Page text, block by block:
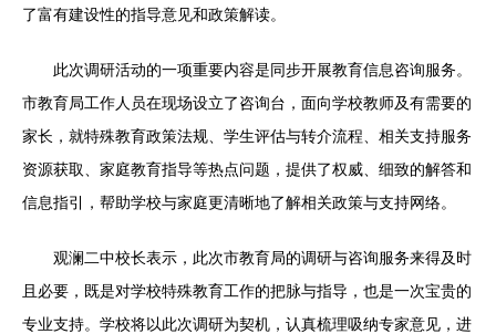
了富有建设性的指导意见和政策解读。
此次调研活动的一项重要内容是同步开展教育信息咨询服务。
市教育局工作人员在现场设立了咨询台，面向学校教师及有需要的
家长，就特殊教育政策法规、学生评估与转介流程、相关支持服务
资源获取、家庭教育指导等热点问题，提供了权威、细致的解答和
信息指引，帮助学校与家庭更清晰地了解相关政策与支持网络。
观澜二中校长表示，此次市教育局的调研与咨询服务来得及时
且必要，既是对学校特殊教育工作的把脉与指导，也是一次宝贵的
专业支持。学校将以此次调研为契机，认真梳理吸纳专家意见，进